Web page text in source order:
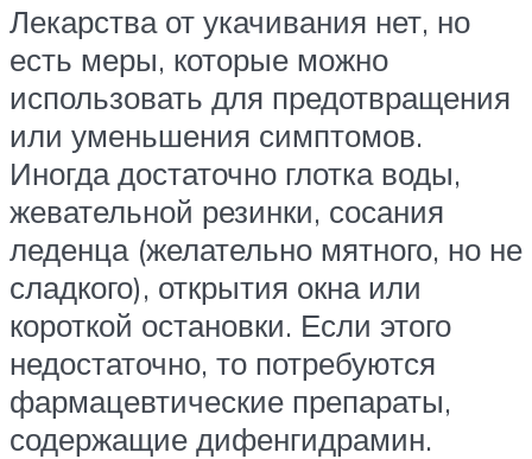
Лекарства от укачивания нет, но
есть меры, которые можно
использовать для предотвращения
или уменьшения симптомов.
Иногда достаточно глотка воды,
жевательной резинки, сосания
леденца (желательно мятного, но не
сладкого), открытия окна или
короткой остановки. Если этого
недостаточно, то потребуются
фармацевтические препараты,
содержащие дифенгидрамин.